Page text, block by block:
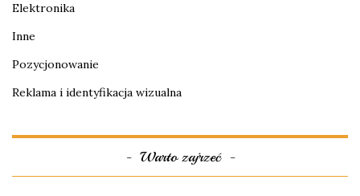
Elektronika
Inne
Pozycjonowanie
Reklama i identyfikacja wizualna
Warto zajrzeć